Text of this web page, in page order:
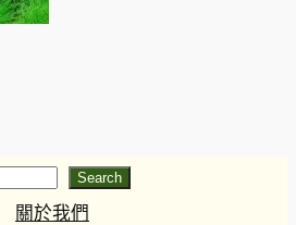
Search
關於我們